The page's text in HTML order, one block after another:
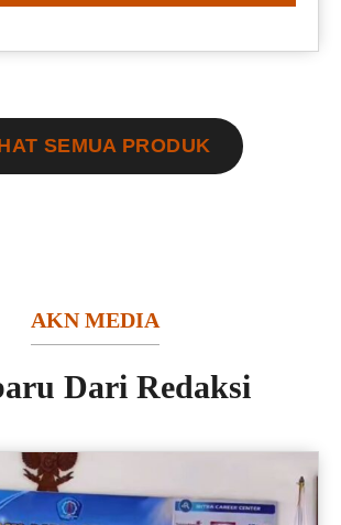
SEMUA PRODUK
AKN MEDIA
Dari Redaksi